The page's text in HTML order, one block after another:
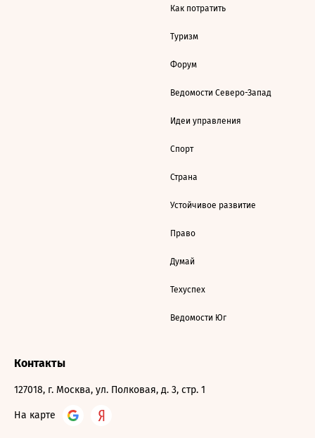
Как потратить
Туризм
Форум
Ведомости Северо-Запад
Идеи управления
Спорт
Страна
Устойчивое развитие
Право
Думай
Техуспех
Ведомости Юг
Контакты
127018, г. Москва, ул. Полковая, д. 3, стр. 1
На карте